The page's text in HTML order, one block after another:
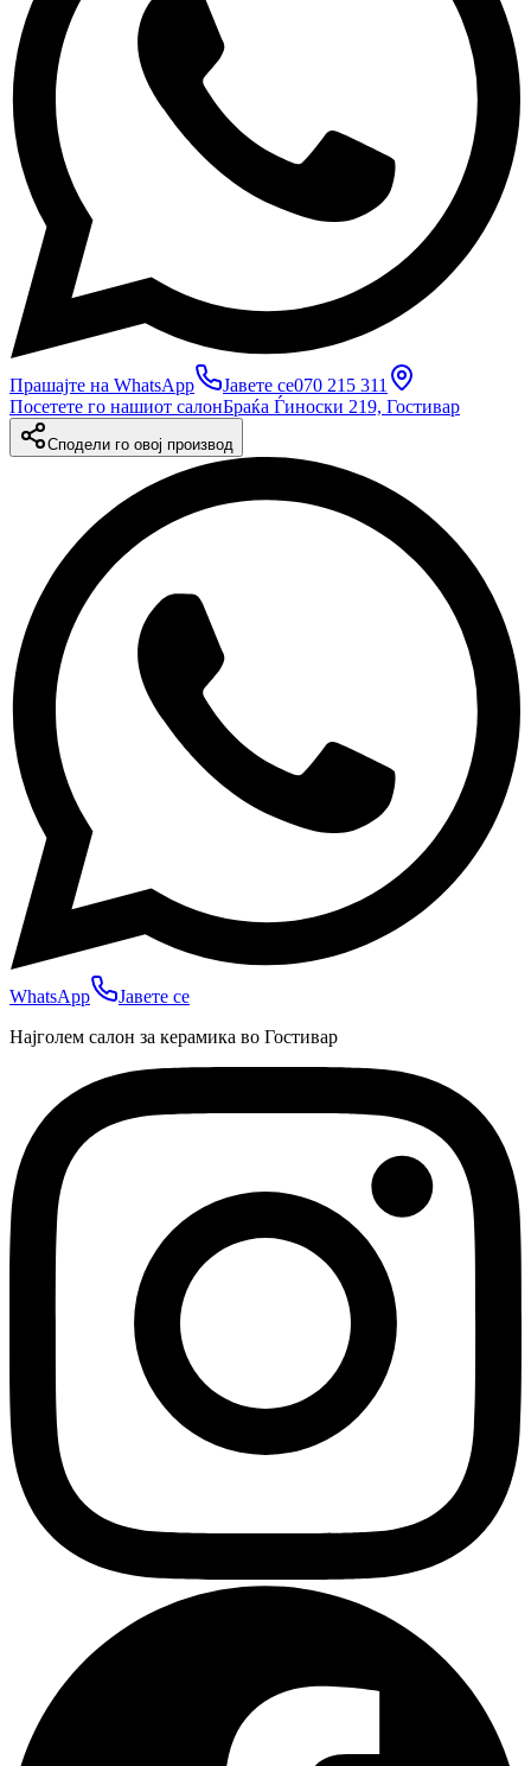
Прашајте на WhatsApp Јавете се070 215 311
Посетете го нашиот салонБраќа Ѓиноски 219, Гостивар
Сподели го овој производ
WhatsApp
Јавете се
Најголем салон за керамика во Гостивар